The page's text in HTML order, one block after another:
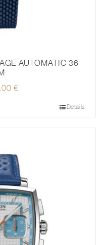
AUTOMATIC 36
€
Details